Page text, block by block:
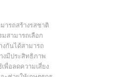
ารถสร้างรสชาติ
มสามารถเลือก
กันได้สามารถ
เพื่อลดความเสี่ยง